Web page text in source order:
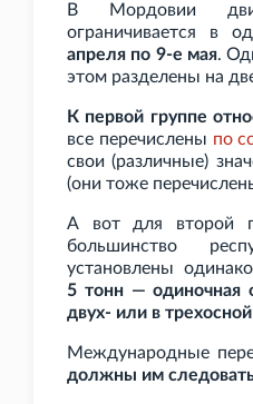
В Мордовии
ограничивается в
апреля по 9-е мая.
этом разделены на
К первой группе
все перечислены по
свои (различные)
(они тоже
А вот для второй
большинство
установлены
5 тонн — одиночная
двух- или в
Международные
должны им